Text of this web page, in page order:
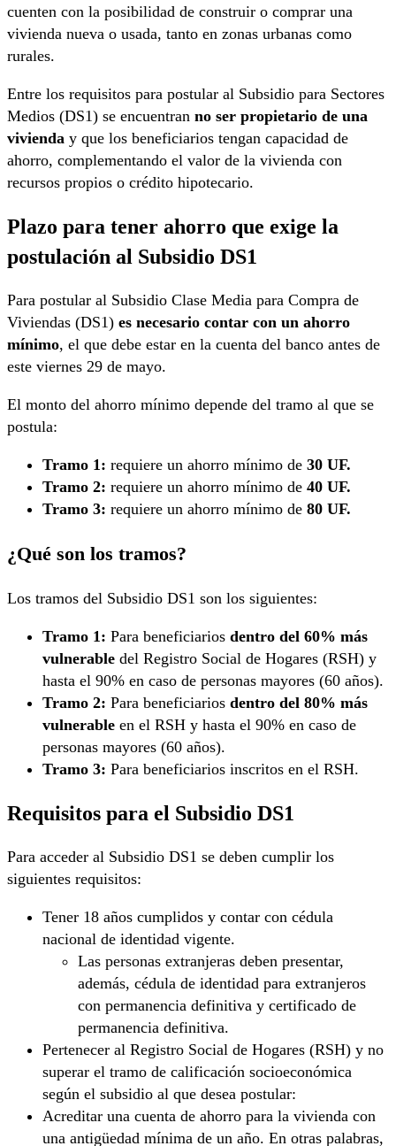
cuenten con la posibilidad de construir o comprar una
vivienda nueva o usada, tanto en zonas urbanas como
rurales.
Entre los requisitos para postular al Subsidio para Sectores
Medios (DS1) se encuentran no ser propietario de una
vivienda y que los beneficiarios tengan capacidad de
ahorro, complementando el valor de la vivienda con
recursos propios o crédito hipotecario.
Plazo para tener ahorro que exige la
postulación al Subsidio DS1
Para postular al Subsidio Clase Media para Compra de
Viviendas (DS1) es necesario contar con un ahorro
mínimo, el que debe estar en la cuenta del banco antes de
este viernes 29 de mayo.
El monto del ahorro mínimo depende del tramo al que se
postula:
Tramo 1: requiere un ahorro mínimo de 30 UF.
Tramo 2: requiere un ahorro mínimo de 40 UF.
Tramo 3: requiere un ahorro mínimo de 80 UF.
¿Qué son los tramos?
Los tramos del Subsidio DS1 son los siguientes:
Tramo 1: Para beneficiarios dentro del 60% más
vulnerable del Registro Social de Hogares (RSH) y
hasta el 90% en caso de personas mayores (60 años).
Tramo 2: Para beneficiarios dentro del 80% más
vulnerable en el RSH y hasta el 90% en caso de
personas mayores (60 años).
Tramo 3: Para beneficiarios inscritos en el RSH.
Requisitos para el Subsidio DS1
Para acceder al Subsidio DS1 se deben cumplir los
siguientes requisitos:
Tener 18 años cumplidos y contar con cédula
nacional de identidad vigente.
Las personas extranjeras deben presentar,
además, cédula de identidad para extranjeros
con permanencia definitiva y certificado de
permanencia definitiva.
Pertenecer al Registro Social de Hogares (RSH) y no
superar el tramo de calificación socioeconómica
según el subsidio al que desea postular:
Acreditar una cuenta de ahorro para la vivienda con
una antigüedad mínima de un año. En otras palabras,